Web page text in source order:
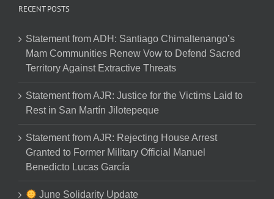
RECENT POSTS
Statement from ADH: Santiago Chimaltenango’s
Mam Communities Renew Vow to Defend Sacred
Territory Against Extractive Threats
Statement from AJR: Justice for the Victims Laid to
Rest in San Martín Jilotepeque
Statement from AJR: Rejecting House Arrest
Granted to Former Military Official Manuel
Benedicto Lucas García
June Solidarity Update